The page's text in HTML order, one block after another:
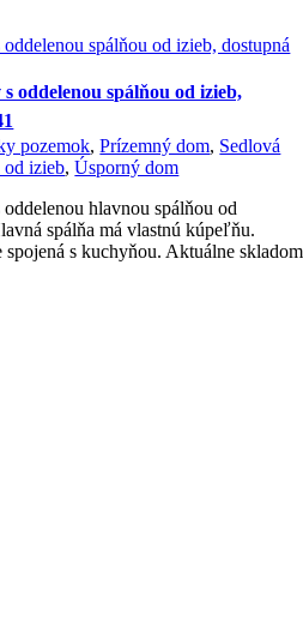
spálňou od izieb, dostupná
oddelenou spálňou od izieb,
pozemok,Prízemný dom, Sedlová
od izieb,Úsporný dom
hlavnou spálňou od
spálňa má vlastnú kúpeľňu.
spojená s kuchyňou. Aktuálne skladom